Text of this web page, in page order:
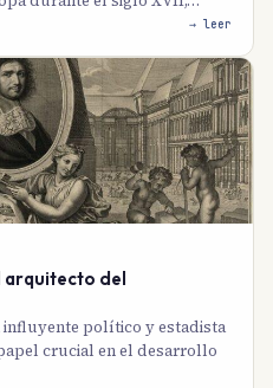
→ leer
arquitecto del
influyente político y estadista
crucial en el desarrollo